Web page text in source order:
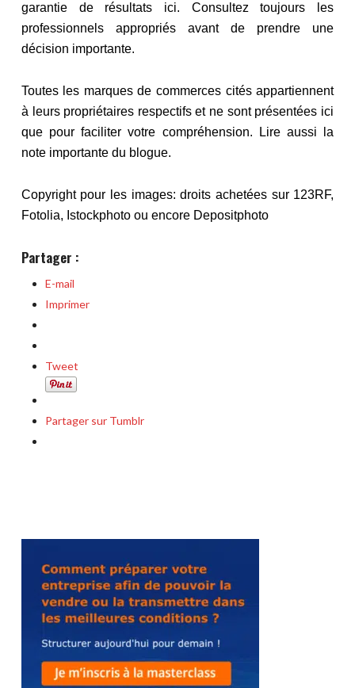
garantie de résultats ici. Consultez toujours les
professionnels appropriés avant de prendre une
décision importante.
Toutes les marques de commerces cités appartiennent
à leurs propriétaires respectifs et ne sont présentées ici
que pour faciliter votre compréhension. Lire aussi la
note importante du blogue.
Copyright pour les images: droits achetées sur 123RF,
Fotolia, Istockphoto ou encore Depositphoto
Partager :
E-mail
Imprimer
Tweet
Partager sur Tumblr